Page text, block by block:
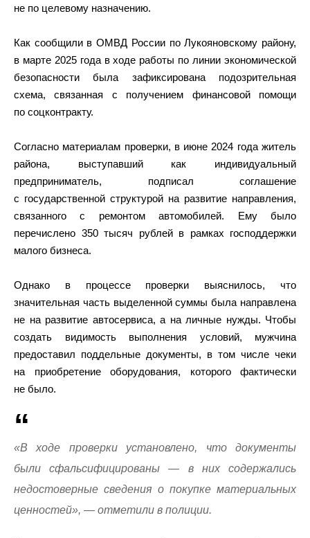
не по целевому назначению.
Как сообщили в ОМВД России по Лукояновскому району,
в марте 2025 года в ходе работы по линии экономической
безопасности была зафиксирована подозрительная
схема, связанная с получением финансовой помощи
по соцконтракту.
Согласно материалам проверки, в июне 2024 года житель
района, выступавший как индивидуальный
предприниматель, подписал соглашение
с государственной структурой на развитие направления,
связанного с ремонтом автомобилей. Ему было
перечислено 350 тысяч рублей в рамках господдержки
малого бизнеса.
Однако в процессе проверки выяснилось, что
значительная часть выделенной суммы была направлена
не на развитие автосервиса, а на личные нужды. Чтобы
создать видимость выполнения условий, мужчина
предоставил поддельные документы, в том числе чеки
на приобретение оборудования, которого фактически
не было.
«В ходе проверки установлено, что документы
были сфальсифицированы — в них содержались
недостоверные сведения о покупке материальных
ценностей», — отметили в полиции.